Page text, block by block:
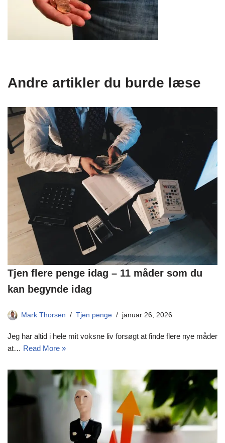
Andre artikler du burde læse
Tjen flere penge idag – 11 måder som du
kan begynde idag
Mark Thorsen Tjen penge januar 26, 2026
Jeg har altid i hele mit voksne liv forsøgt at finde flere nye måder
at… Read More »